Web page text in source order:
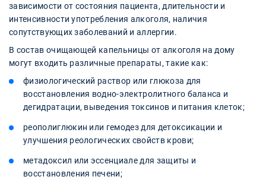
зависимости от состояния пациента, длительности и
интенсивности употребления алкоголя, наличия
сопутствующих заболеваний и аллергии.
В состав очищающей капельницы от алкоголя на дому
могут входить различные препараты, такие как:
физиологический раствор или глюкоза для
восстановления водно-электролитного баланса и
дегидратации, выведения токсинов и питания клеток;
реополиглюкин или гемодез для детоксикации и
улучшения реологических свойств крови;
метадоксил или эссенциале для защиты и
восстановления печени;